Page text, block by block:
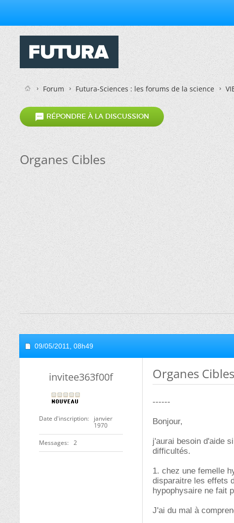
Forum Futura-Sciences : les forums de la science
 RÉPONDRE À LA DISCUSSION
Organes Cibles
09/05/2011, 08h49
invitee363f00f
Date d'inscription
janvier
1970
Messages 2
Organes Cibles
------
Bonjour,
j'aurai besoin d'aide
difficultés.
1. chez une femelle
disparaitre les effets
hypophysaire ne fait
J'ai du mal à